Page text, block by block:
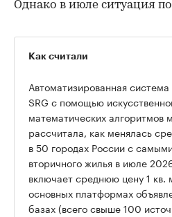
Однако в июле ситуация
00:00 / 00:00
Как считали
Автоматизированная
SRG с помощью
математических алгоритмов
рассчитала, как менялась
в 50 городах России с
вторичного жилья в июле
включает среднюю цену 1 кв.
основных платформах
базах (всего свыше 100